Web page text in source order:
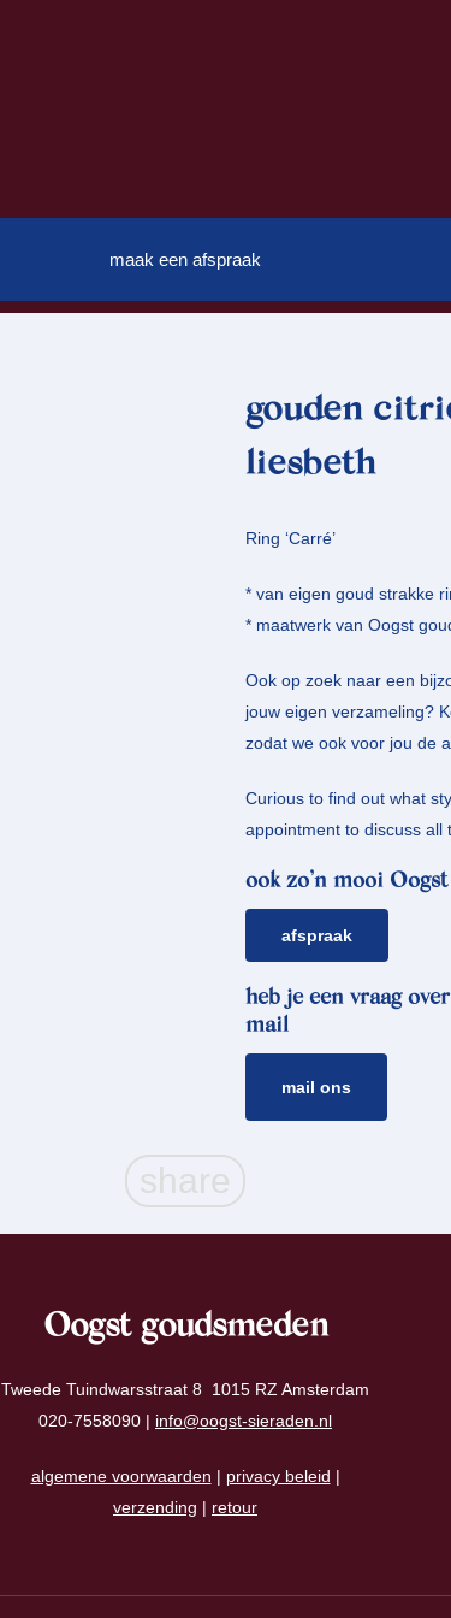
maak een afspraak
gouden
liesbeth
Ring ‘Carré’
* van eigen goud strakke
* maatwerk van Oogst
Ook op zoek naar een
jouw eigen verzameling?
zodat we ook voor jou de
Curious to find out what
appointment to discuss all
ook zo’n mooi
afspraak
heb je een vraag
mail
mail ons
Oogst goudsmeden
Tweede Tuindwarsstraat 8 1015 RZ Amsterdam
020-7558090 | info@oogst-sieraden.nl
algemene voorwaarden | privacy beleid |
verzending | retour